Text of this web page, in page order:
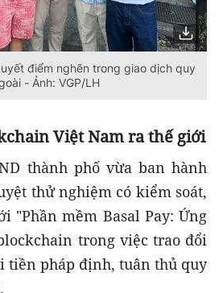
điểm nghẽn trong giao dịch quy
- Ảnh: VGP/LH
Việt Nam ra thế giới
thành phố vừa ban hành
thử nghiệm có kiểm soát,
"Phần mềm Basal Pay: Ứng
trong việc trao đổi
tiền pháp định, tuân thủ quy